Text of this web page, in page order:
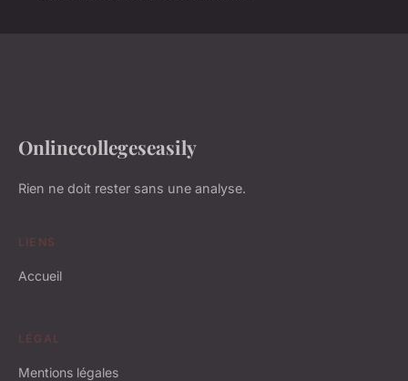
Onlinecollegeseasily
Rien ne doit rester sans une analyse.
LIENS
Accueil
LÉGAL
Mentions légales